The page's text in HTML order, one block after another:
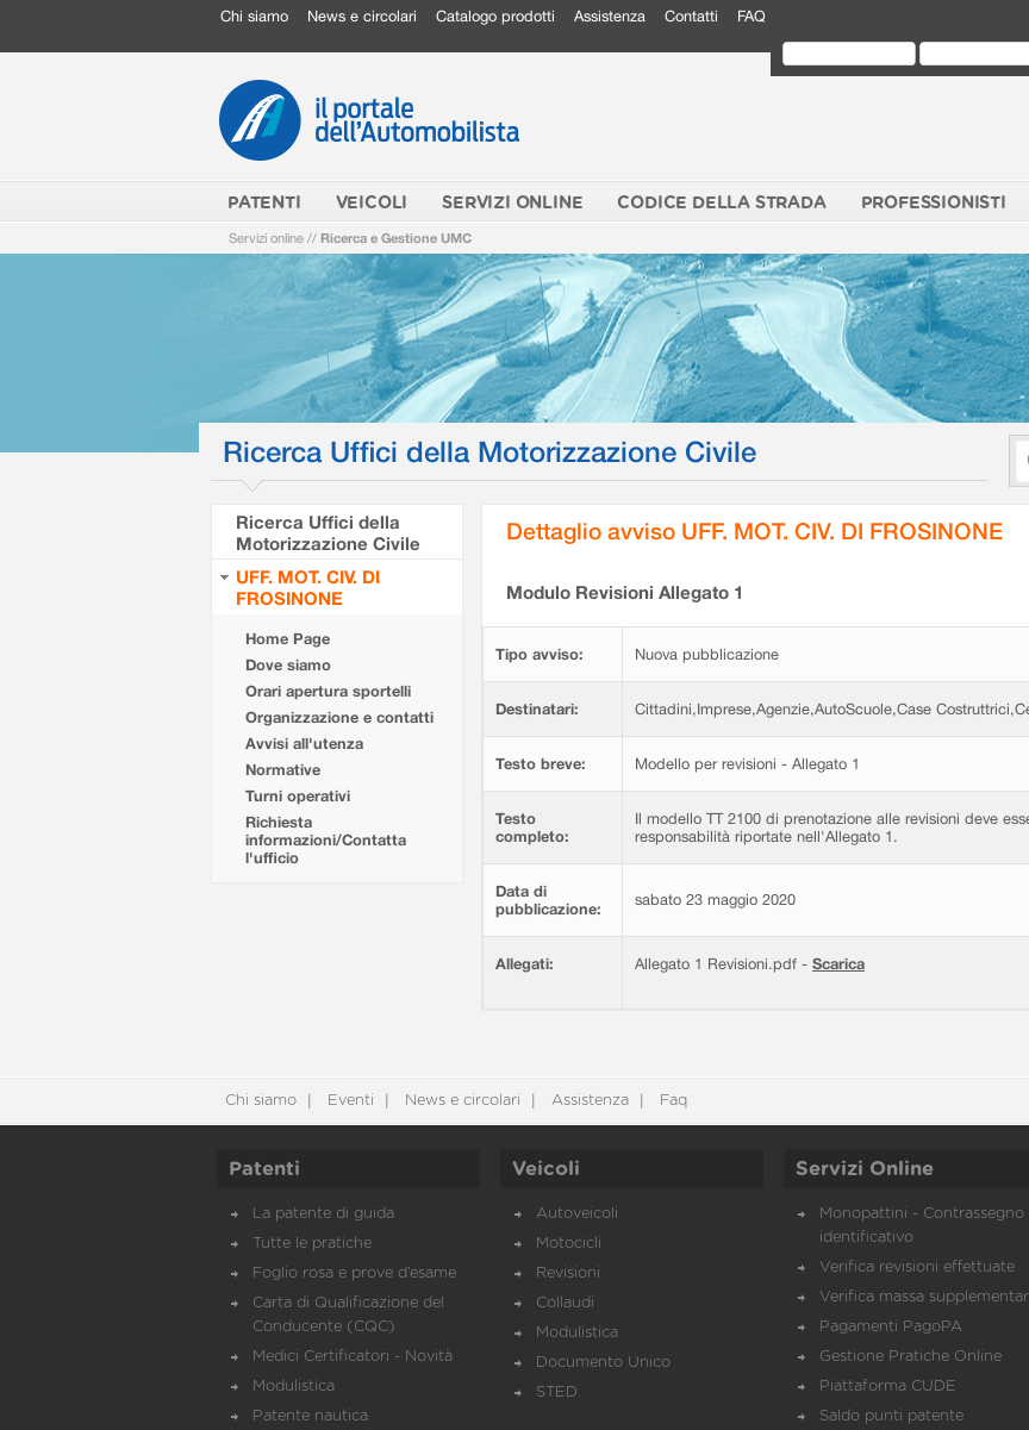
Chi siamo News e circolari Catalogo prodotti Assistenza Contatti FAQ
PATENTI VEICOLI SERVIZI ONLINE CODICE DELLA STRADA PROFESSIONISTI
Servizi online // Ricerca e Gestione UMC
Ricerca Uffici della Motorizzazione Civile
Ricerca Uffici della
Motorizzazione Civile
UFF. MOT. CIV. DI
FROSINONE
Home Page
Dove siamo
Orari apertura sportelli
Organizzazione e contatti
Avvisi all'utenza
Normative
Turni operativi
Richiesta
informazioni/Contatta
l'ufficio
Dettaglio avviso UFF. MOT. CIV. DI FROSINONE
Modulo Revisioni Allegato 1
Tipo avviso: Nuova pubblicazione
Destinatari: Cittadini,Imprese,Agenzie,AutoScuole,Case
Testo breve: Modello per revisioni - Allegato 1
Testo
completo:
Il modello TT 2100 di prenotazione alle revisioni deve
responsabilità riportate nell'Allegato 1.
Data di
pubblicazione:
sabato 23 maggio 2020
Allegati: Allegato 1 Revisioni.pdf - Scarica
Chi siamo Eventi News e circolari Assistenza Faq
Patenti
La patente di guida
Tutte le pratiche
Foglio rosa e prove d’esame
Carta di Qualificazione del
Conducente (CQC)
Medici Certificatori - Novità
Modulistica
Patente nautica
Veicoli
Autoveicoli
Motocicli
Revisioni
Collaudi
Modulistica
Documento Unico
STED
Servizi Online
Monopattini - Contrassegno
identificativo
Verifica revisioni effettuate
Verifica massa
Pagamenti PagoPA
Gestione Pratiche Online
Piattaforma CUDE
Saldo punti patente